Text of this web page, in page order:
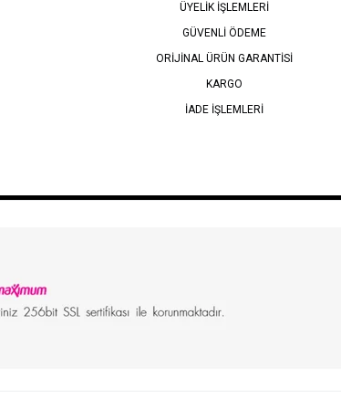
ÜYELİK İŞLEMLERİ
GÜVENLİ ÖDEME
ORİJİNAL ÜRÜN GARANTİSİ
KARGO
İADE İŞLEMLERİ